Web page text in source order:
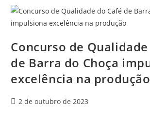
Concurso de
de Barra do Choça
excelência na produção
2 de outubro de 2023